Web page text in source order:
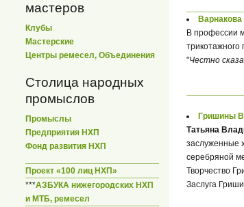
мастеров
Клубы
Мастерские
Центры ремесел, Объединения
Столица народных
промыслов
Промыслы
Предприятия НХП
Фонд развития НХП
Проект «100 лиц НХП»
***АЗБУКА нижегородских НХП
и МТБ, ремесел
В профессии
трикотажного
"Честно
Гришины
Татьяна
заслуженные
серебряной
Творчество
Заслуга